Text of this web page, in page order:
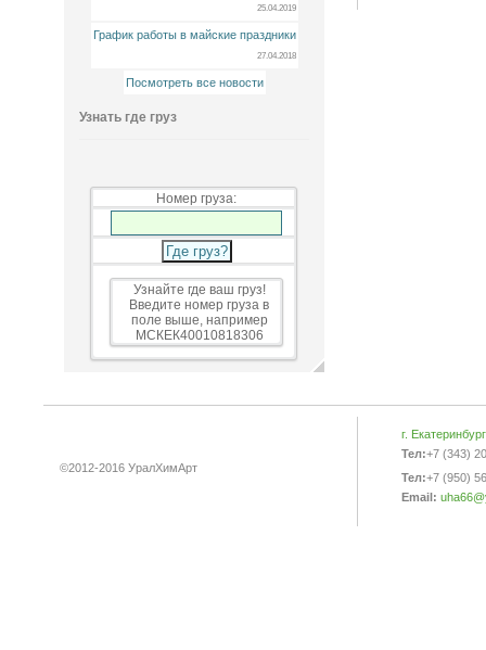
25.04.2019
График работы в майские праздники
27.04.2018
Посмотреть все новости
Узнать где груз
Номер груза:
Узнайте где ваш груз!
Введите номер груза в
поле выше, например
МСКЕК40010818306
©2012-2016 УралХимАрт
г.
Тел:+7 (343)
Тел:+7 (950)
Email: